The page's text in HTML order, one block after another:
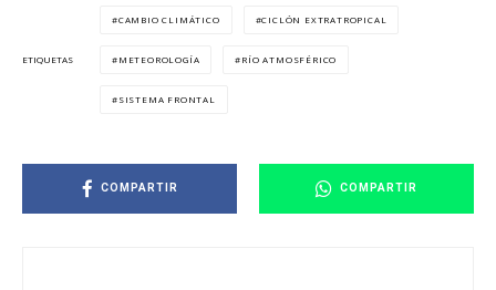
ETIQUETAS
CAMBIO CLIMÁTICO CICLÓN EXTRATROPICAL
METEOROLOGÍA RÍO ATMOSFÉRICO
SISTEMA FRONTAL
COMPARTIR COMPARTIR